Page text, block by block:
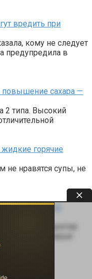
вредить при
кому не следует
предупредила в
сахара —
2 типа. Высокий
горячие
не нравятся супы, не
чрезмерного
до ботокса, доктор
которые